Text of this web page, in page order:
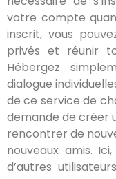
votre compte
inscrit, vous
privés et réunir
Hébergez
dialogue
de ce service de
demande de créer
rencontrer de
nouveaux amis.
d’autres